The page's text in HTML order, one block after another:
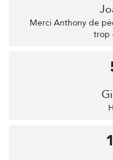
Merci Anthony de
trop